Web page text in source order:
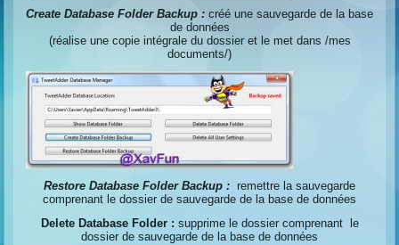
Create Database Folder Backup : créé une sauvegarde de la base
de données
(réalise une copie intégrale du dossier et le met dans /mes
documents/)
Restore Database Folder Backup : remettre la sauvegarde
comprenant le dossier de sauvegarde de la base de données
Delete Database Folder : supprime le dossier comprenant le
dossier de sauvegarde de la base de données